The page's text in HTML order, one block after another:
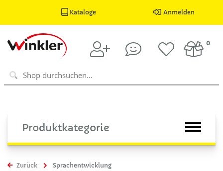
Kataloge Anmelden
0
Produktkategorie
Zurück Sprachentwicklung